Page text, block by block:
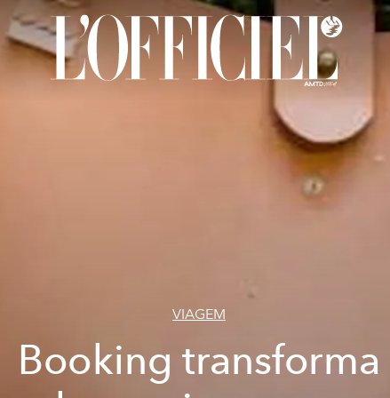
VIAGEM
Booking transforma